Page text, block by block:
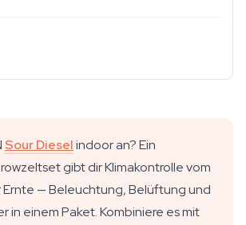
Sour Dieselindoor an? Ein
gibt dir Klimakontrolle vom
Ernte — Beleuchtung, Belüftung und
in einem Paket. Kombiniere es mit